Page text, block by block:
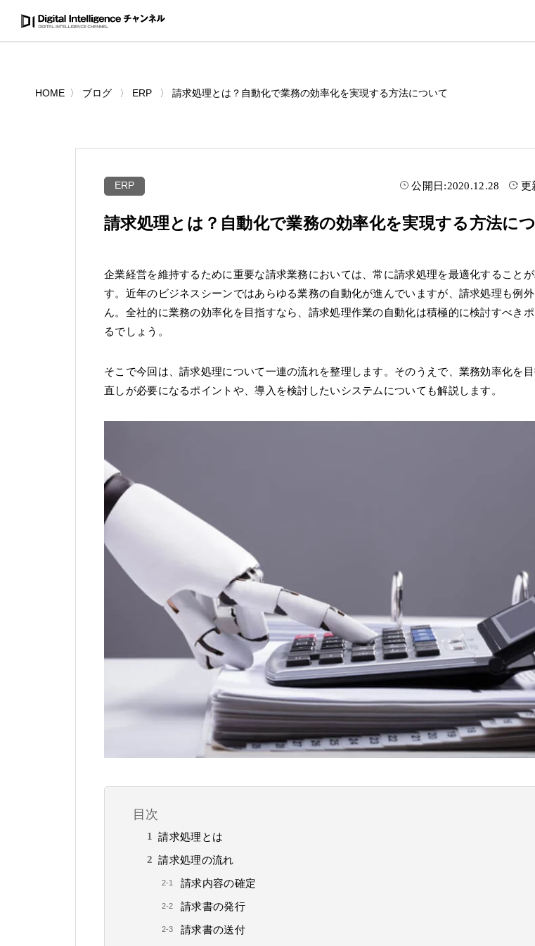
HOME ブログ ERP 請求処理とは？自動化で業務の効率化を実現する方法について
ERP 公開日:2020.12.28 更
請求処理とは？自動化で業務の効率化を実現する方法に
企業経営を維持するために重要な請求業務においては、常に請求処理を最適化すること
す。近年のビジネスシーンではあらゆる業務の自動化が進んでいますが、請求処理も例
ん。全社的に業務の効率化を目指すなら、請求処理作業の自動化は積極的に検討すべきポ
るでしょう。
そこで今回は、請求処理について一連の流れを整理します。そのうえで、業務効率化を
直しが必要になるポイントや、導入を検討したいシステムについても解説します。
目次
請求処理とは
請求処理の流れ
請求内容の確定
請求書の発行
請求書の送付